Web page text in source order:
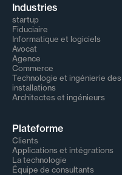
Industries
startup
Fiduciaire
Informatique et logiciels
Avocat
Agence
Commerce
Technologie et ingénierie des
installations
Architectes et ingénieurs
Plateforme
Clients
Applications et intégrations
La technologie
Équipe de consultants